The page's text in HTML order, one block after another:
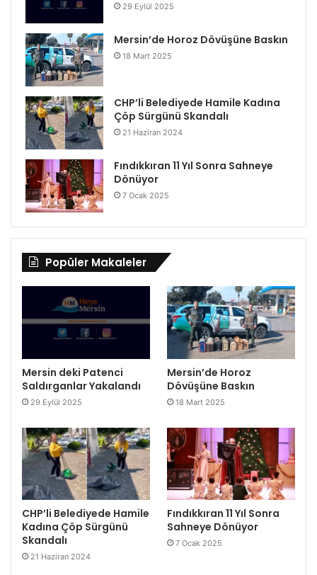
29 Eylül 2025
Mersin’de Horoz Dövüşüne Baskın
18 Mart 2025
CHP’li Belediyede Hamile Kadına
Çöp Sürgünü Skandalı
21 Haziran 2024
Fındıkkıran 11 Yıl Sonra Sahneye
Dönüyor
7 Ocak 2025
Popüler Makaleler
Mersin deki Patenci
Saldırganlar Yakalandı
29 Eylül 2025
Mersin’de Horoz
Dövüşüne Baskın
18 Mart 2025
CHP’li Belediyede Hamile
Kadına Çöp Sürgünü
Skandalı
21 Haziran 2024
Fındıkkıran 11 Yıl Sonra
Sahneye Dönüyor
7 Ocak 2025